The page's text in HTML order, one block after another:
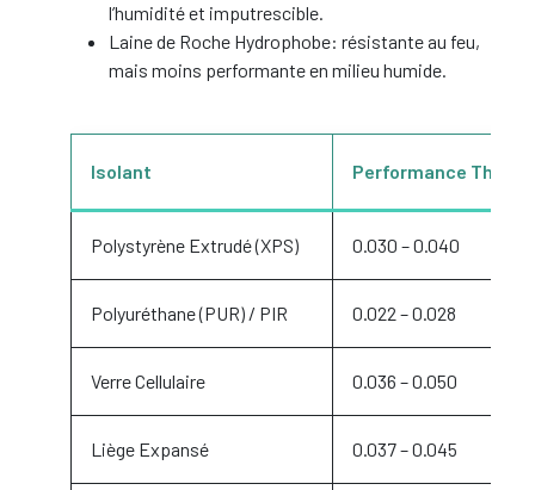
l’humidité et imputrescible.
Laine de Roche Hydrophobe: résistante au feu,
mais moins performante en milieu humide.
Isolant Performance
Polystyrène Extrudé (XPS) 0.030 – 0.040
Polyuréthane (PUR) / PIR 0.022 – 0.028
Verre Cellulaire 0.036 – 0.050
Liège Expansé 0.037 – 0.045